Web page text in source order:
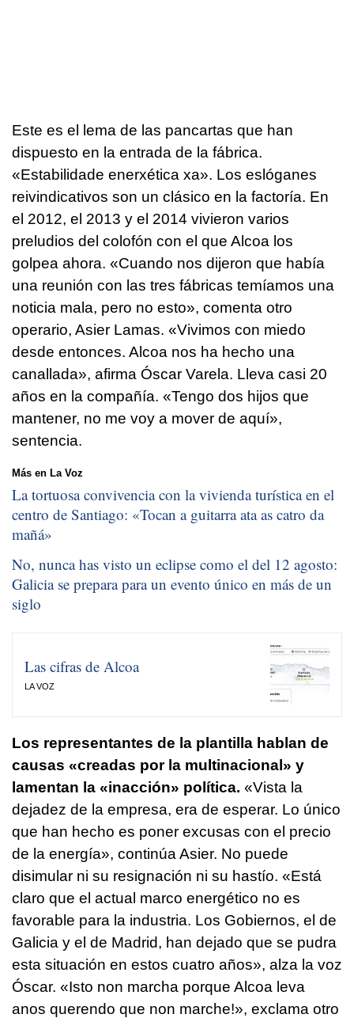
Este es el lema de las pancartas que han
dispuesto en la entrada de la fábrica.
«Estabilidade enerxética xa». Los eslóganes
reivindicativos son un clásico en la factoría. En
el 2012, el 2013 y el 2014 vivieron varios
preludios del colofón con el que Alcoa los
golpea ahora. «Cuando nos dijeron que había
una reunión con las tres fábricas temíamos una
noticia mala, pero no esto», comenta otro
operario, Asier Lamas. «Vivimos con miedo
desde entonces. Alcoa nos ha hecho una
canallada», afirma Óscar Varela. Lleva casi 20
años en la compañía. «Tengo dos hijos que
mantener, no me voy a mover de aquí»,
sentencia.
Más en La Voz
La tortuosa convivencia con la vivienda turística en el
centro de Santiago: «Tocan a guitarra ata as catro da
mañá»
No, nunca has visto un eclipse como el del 12 agosto:
Galicia se prepara para un evento único en más de un
siglo
Las cifras de Alcoa
LA VOZ
Los representantes de la plantilla hablan de
causas «creadas por la multinacional» y
lamentan la «inacción» política. «Vista la
dejadez de la empresa, era de esperar. Lo único
que han hecho es poner excusas con el precio
de la energía», continúa Asier. No puede
disimular ni su resignación ni su hastío. «Está
claro que el actual marco energético no es
favorable para la industria. Los Gobiernos, el de
Galicia y el de Madrid, han dejado que se pudra
esta situación en estos cuatro años», alza la voz
Óscar. «Isto non marcha porque Alcoa leva
anos querendo que non marche!», exclama otro